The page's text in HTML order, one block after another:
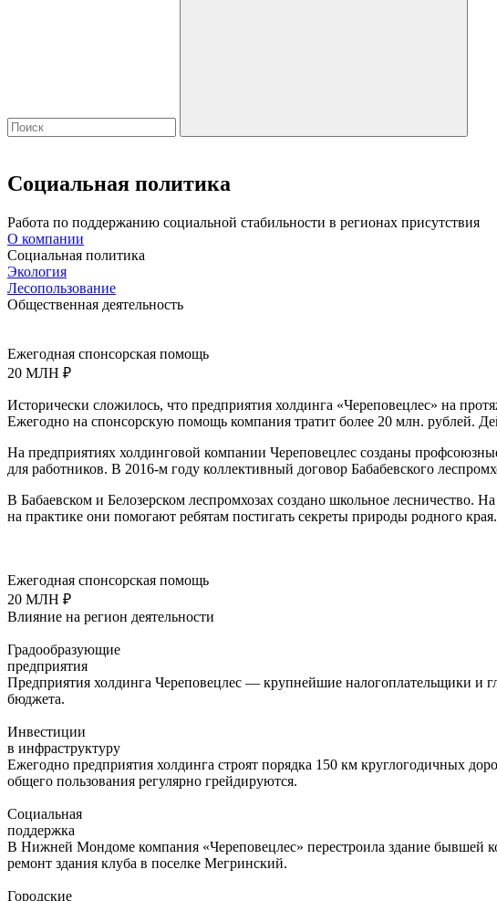
Социальная политика
Работа по поддержанию социальной стабильности в регионах присутствия
О компании
Социальная политика
Экология
Лесопользование
Общественная деятельность
Ежегодная спонсорская помощь
20 МЛН ₽
Исторически сложилось, что предприятия холдинга «Череповецлес» на
Ежегодно на спонсорскую помощь компания тратит более 20 млн. рублей.
На предприятиях холдинговой компании Череповецлес созданы
для работников. В 2016-м году коллективный договор Бабабевского
В Бабаевском и Белозерском леспромхозах создано школьное лесничество.
на практике они помогают ребятам постигать секреты природы родного края.
Ежегодная спонсорская помощь
20 МЛН ₽
Влияние на регион деятельности
Градообразующие
предприятия
Предприятия холдинга Череповецлес — крупнейшие налогоплательщики и
бюджета.
Инвестиции
в инфраструктуру
Ежегодно предприятия холдинга строят порядка 150 км круглогодичных
общего пользования регулярно грейдируются.
Социальная
поддержка
В Нижней Мондоме компания «Череповецлес» перестроила здание бывшей
ремонт здания клуба в поселке Мегринский.
Городские